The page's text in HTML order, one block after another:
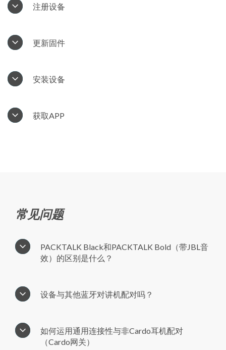
注册设备
更新固件
安装设备
获取APP
常见问题
PACKTALK Black和PACKTALK Bold（带JBL音
效）的区别是什么？
设备与其他蓝牙对讲机配对吗？
如何运用通用连接性与非Cardo耳机配对
（Cardo网关）